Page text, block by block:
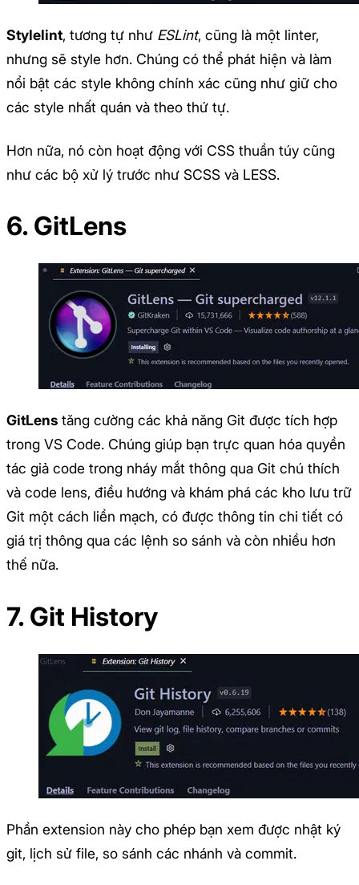
Stylelint, tương tự như ESLint, cũng là một linter,
nhưng sẽ style hơn. Chúng có thể phát hiện và làm
nổi bật các style không chính xác cũng như giữ cho
các style nhất quán và theo thứ tự.
Hơn nữa, nó còn hoạt động với CSS thuần túy cũng
như các bộ xử lý trước như SCSS và LESS.
6. GitLens
GitLens tăng cường các khả năng Git được tích hợp
trong VS Code. Chúng giúp bạn trực quan hóa quyền
tác giả code trong nháy mắt thông qua Git chú thích
và code lens, điều hướng và khám phá các kho lưu trữ
Git một cách liền mạch, có được thông tin chi tiết có
giá trị thông qua các lệnh so sánh và còn nhiều hơn
thế nữa.
7. Git History
Phần extension này cho phép bạn xem được nhật ký
git, lịch sử file, so sánh các nhánh và commit.